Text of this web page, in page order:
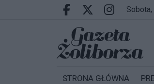
Przejdź do głównych treści
Przejdź do wyszukiwarki
Przejdź do głównego menu
Facebook.com
X.com
STRONA GŁÓWNA